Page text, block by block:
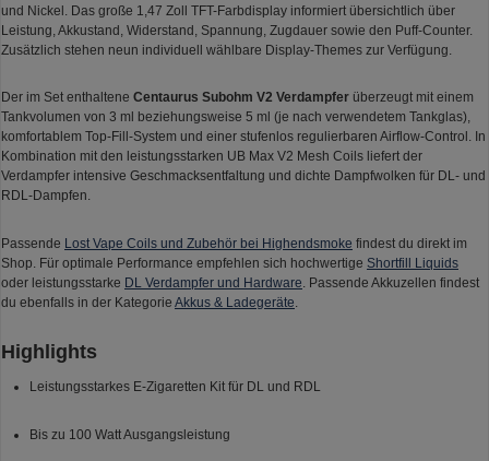
und Nickel. Das große 1,47 Zoll TFT-Farbdisplay informiert übersichtlich über
Leistung, Akkustand, Widerstand, Spannung, Zugdauer sowie den Puff-Counter.
Zusätzlich stehen neun individuell wählbare Display-Themes zur Verfügung.
Der im Set enthaltene Centaurus Subohm V2 Verdampfer überzeugt mit einem
Tankvolumen von 3 ml beziehungsweise 5 ml (je nach verwendetem Tankglas),
komfortablem Top-Fill-System und einer stufenlos regulierbaren Airflow-Control. In
Kombination mit den leistungsstarken UB Max V2 Mesh Coils liefert der
Verdampfer intensive Geschmacksentfaltung und dichte Dampfwolken für DL- und
RDL-Dampfen.
Passende Lost Vape Coils und Zubehör bei Highendsmoke findest du direkt im
Shop. Für optimale Performance empfehlen sich hochwertige Shortfill Liquids
oder leistungsstarke DL Verdampfer und Hardware. Passende Akkuzellen findest
du ebenfalls in der Kategorie Akkus & Ladegeräte.
Highlights
Leistungsstarkes E-Zigaretten Kit für DL und RDL
Bis zu 100 Watt Ausgangsleistung